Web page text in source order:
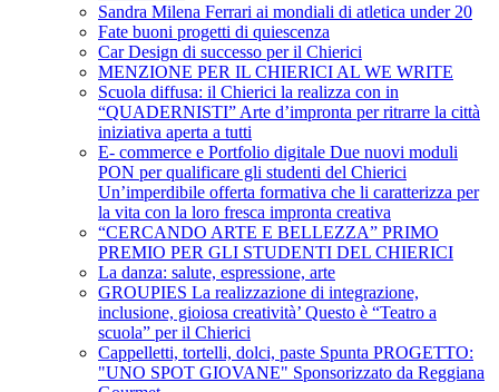
Sandra Milena Ferrari ai mondiali di atletica under 20
Fate buoni progetti di quiescenza
Car Design di successo per il Chierici
MENZIONE PER IL CHIERICI AL WE WRITE
Scuola diffusa: il Chierici la realizza con in
“QUADERNISTI” Arte d’impronta per ritrarre la città
iniziativa aperta a tutti
E- commerce e Portfolio digitale Due nuovi moduli
PON per qualificare gli studenti del Chierici
Un’imperdibile offerta formativa che li caratterizza per
la vita con la loro fresca impronta creativa
“CERCANDO ARTE E BELLEZZA” PRIMO
PREMIO PER GLI STUDENTI DEL CHIERICI
La danza: salute, espressione, arte
GROUPIES La realizzazione di integrazione,
inclusione, gioiosa creatività’ Questo è “Teatro a
scuola” per il Chierici
Cappelletti, tortelli, dolci, paste Spunta PROGETTO:
"UNO SPOT GIOVANE" Sponsorizzato da Reggiana